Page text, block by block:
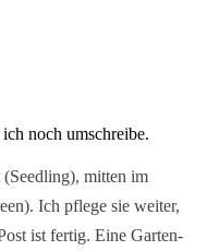
noch umschreibe.
mitten im
Ich pflege sie weiter,
ist fertig. Eine Garten-